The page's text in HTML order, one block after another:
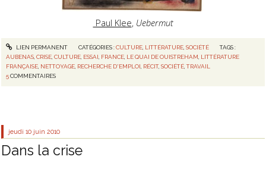
Paul Klee, Uebermut
LIEN PERMANENT CATÉGORIES :CULTURE, LITTÉRATURE, SOCIÉTÉ
TAGS :
AUBENAS,CRISE,CULTURE, ESSAI, FRANCE, LE QUAI DE OUISTREHAM, LITTÉRATURE
FRANÇAISE, NETTOYAGE, RECHERCHE D'EMPLOI, RÉCIT,SOCIÉTÉ,TRAVAIL
5COMMENTAIRES
jeudi 10 juin 2010
Dans la crise